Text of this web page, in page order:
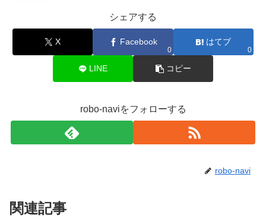
シェアする
X Facebook
0
はてブ
0
LINE コピー
robo-naviをフォローする
robo-navi
関連記事